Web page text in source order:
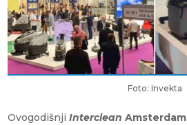
Foto: Invekta
OvogodišnjiInterclean Amsterdam